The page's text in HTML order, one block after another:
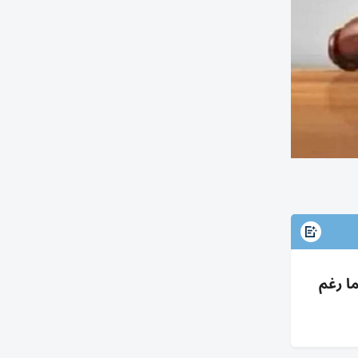
عوائد مع فائدة 5% لتأخرهما رغم